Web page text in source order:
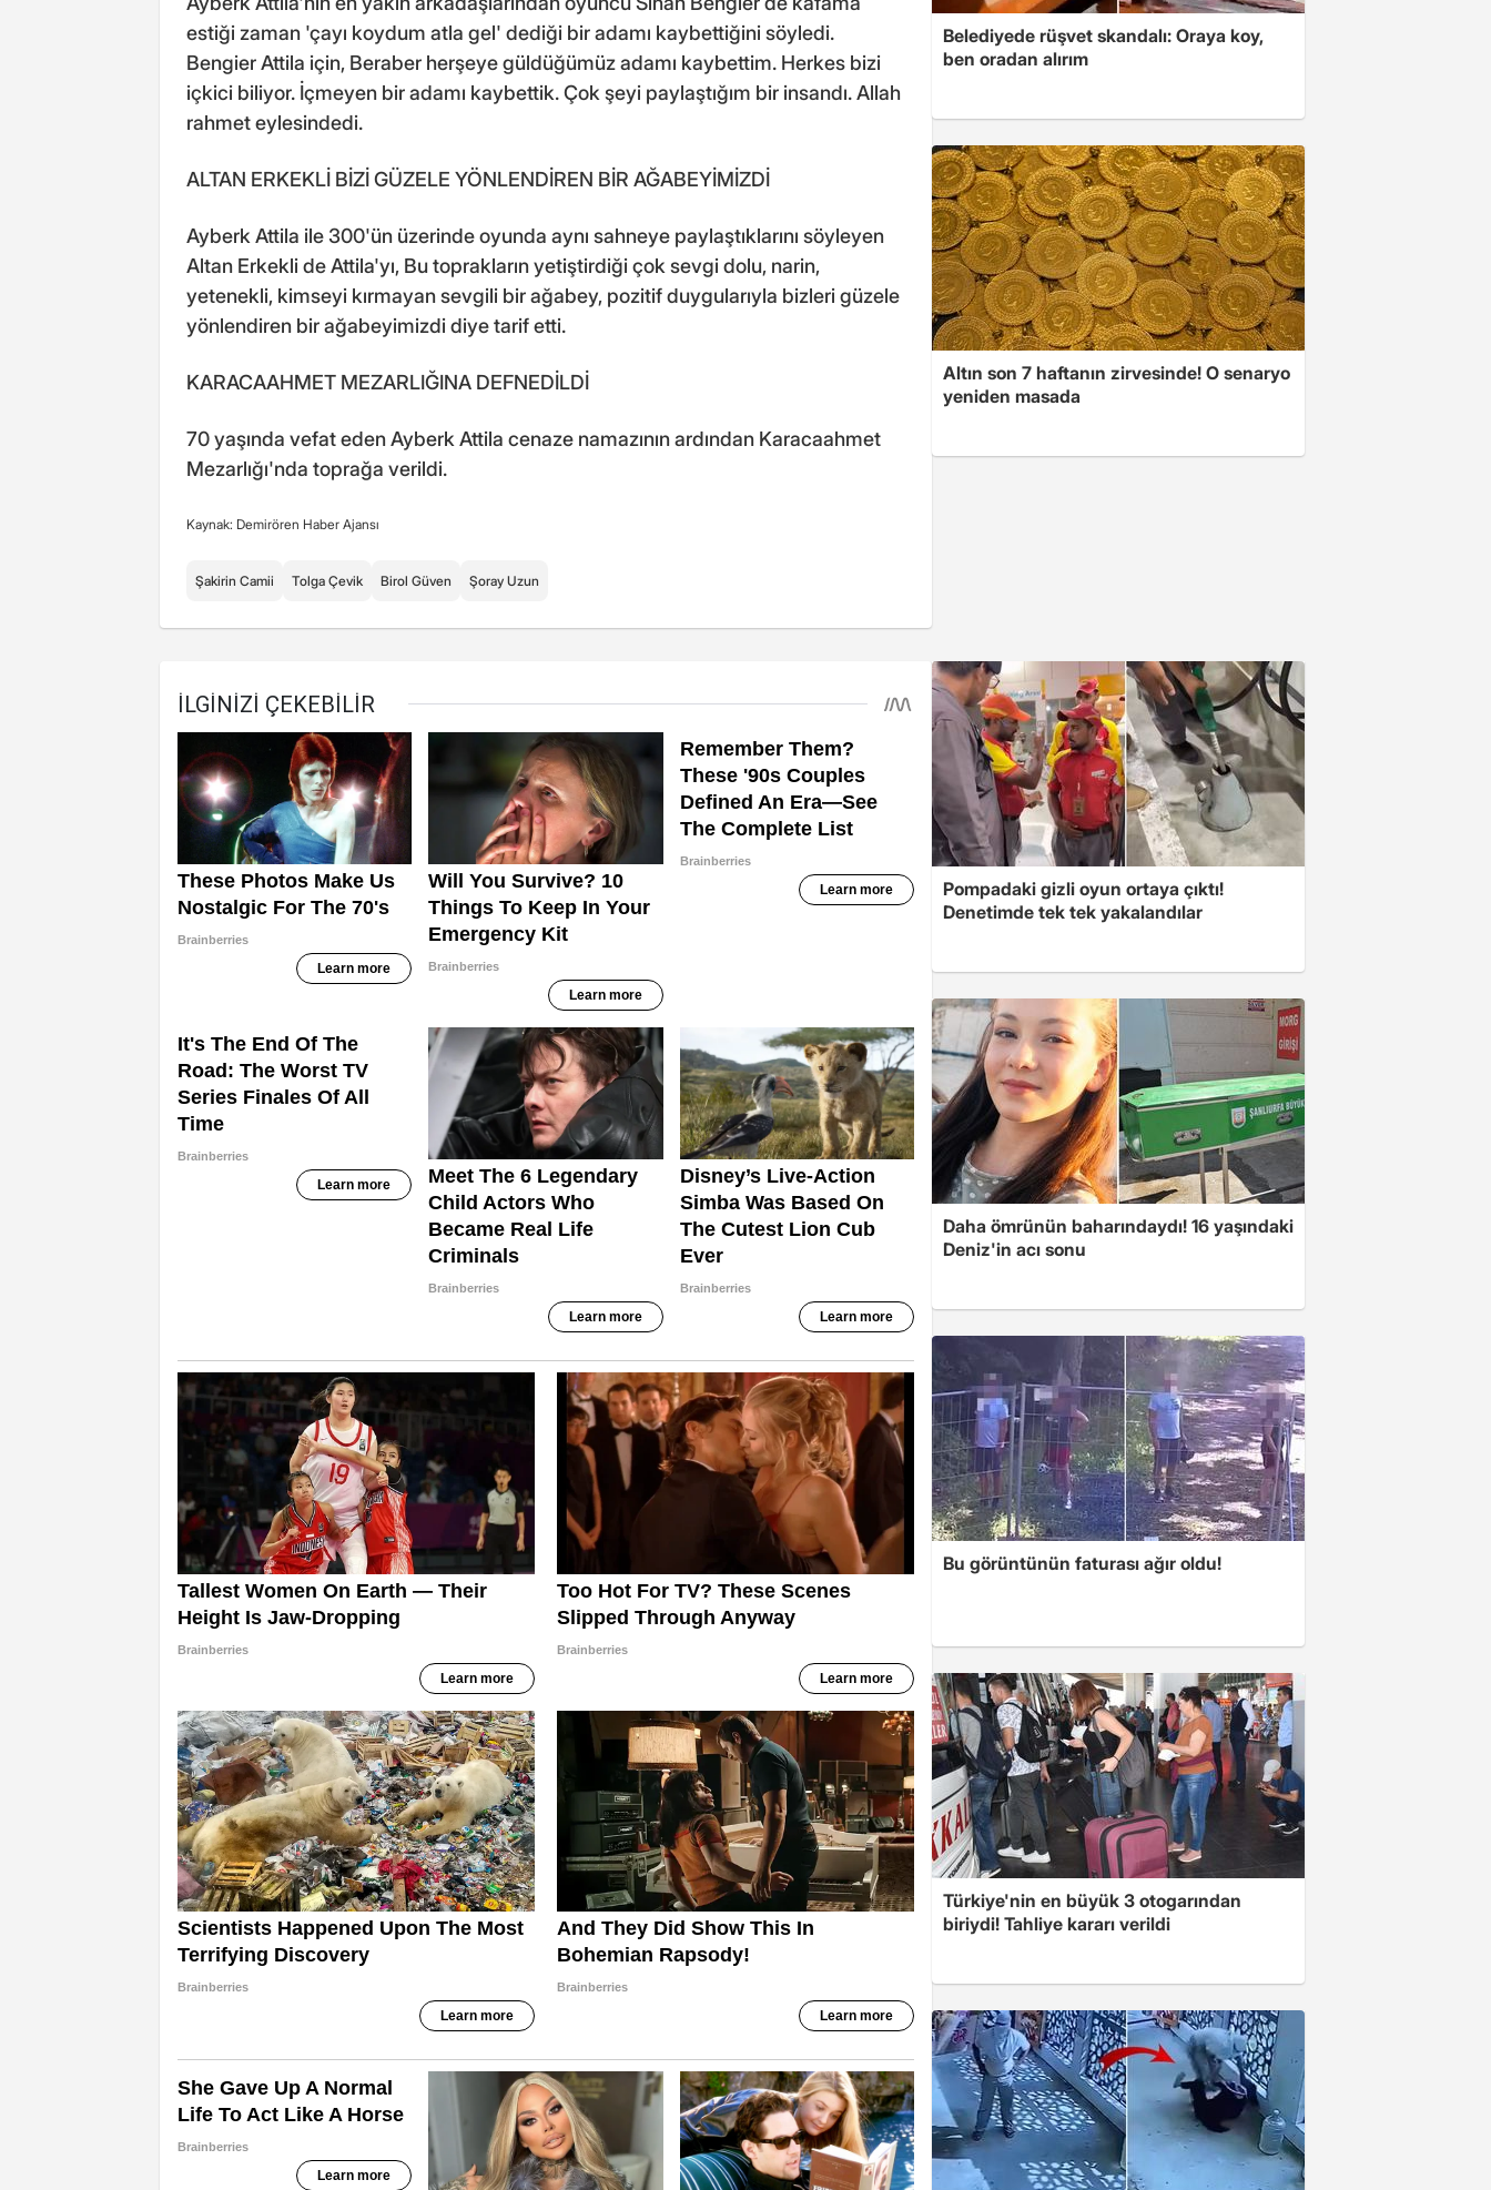
estiği zaman 'çayı koydum atla gel' dediği bir adamı kaybettiğini söyledi.
Bengier Attila için, Beraber herşeye güldüğümüz adamı kaybettim. Herkes bizi
içkici biliyor. İçmeyen bir adamı kaybettik. Çok şeyi paylaştığım bir insandı. Allah
rahmet eylesindedi.
ALTAN ERKEKLİ BİZİ GÜZELE YÖNLENDİREN BİR AĞABEYİMİZDİ
Ayberk Attila ile 300'ün üzerinde oyunda aynı sahneye paylaştıklarını söyleyen
Altan Erkekli de Attila'yı, Bu toprakların yetiştirdiği çok sevgi dolu, narin,
yetenekli, kimseyi kırmayan sevgili bir ağabey, pozitif duygularıyla bizleri güzele
yönlendiren bir ağabeyimizdi diye tarif etti.
KARACAAHMET MEZARLIĞINA DEFNEDİLDİ
70 yaşında vefat eden Ayberk Attila cenaze namazının ardından Karacaahmet
Mezarlığı'nda toprağa verildi.
Kaynak: Demirören Haber Ajansı
Şakirin Camii Tolga Çevik Birol Güven Şoray Uzun
Belediyede rüşvet skandalı: Oraya koy,
ben oradan alırım
Altın son 7 haftanın zirvesinde! O senaryo
yeniden masada
Pompadaki gizli oyun ortaya çıktı!
Denetimde tek tek yakalandılar
Daha ömrünün baharındaydı! 16 yaşındaki
Deniz'in acı sonu
Bu görüntünün faturası ağır oldu!
Türkiye'nin en büyük 3 otogarından
biriydi! Tahliye kararı verildi